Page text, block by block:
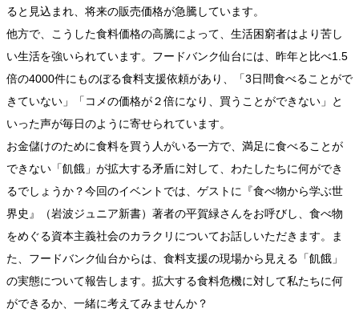
ると見込まれ、将来の販売価格が急騰しています。
他方で、こうした食料価格の高騰によって、生活困窮者はより苦し
い生活を強いられています。フードバンク仙台には、昨年と比べ1.5
倍の4000件にものぼる食料支援依頼があり、「3日間食べることがで
きていない」「コメの価格が２倍になり、買うことができない」と
いった声が毎日のように寄せられています。
お金儲けのために食料を買う人がいる一方で、満足に食べることが
できない「飢餓」が拡大する矛盾に対して、わたしたちに何ができ
るでしょうか？今回のイベントでは、ゲストに『食べ物から学ぶ世
界史』（岩波ジュニア新書）著者の平賀緑さんをお呼びし、食べ物
をめぐる資本主義社会のカラクリについてお話しいただきます。ま
た、フードバンク仙台からは、食料支援の現場から見える「飢餓」
の実態について報告します。拡大する食料危機に対して私たちに何
ができるか、一緒に考えてみませんか？